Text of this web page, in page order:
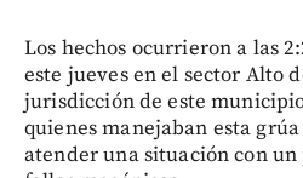
Los hechos ocurrieron a las
este jueves en el sector Alto
jurisdicción de este
quienes manejaban esta
atender una situación con